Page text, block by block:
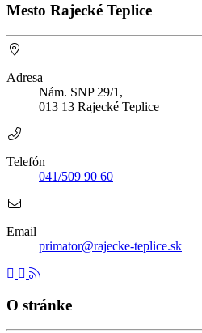
Mesto Rajecké Teplice
Adresa
Nám. SNP 29/1,
013 13 Rajecké Teplice
Telefón
041/509 90 60
Email
primator@rajecke-teplice.sk
O stránke